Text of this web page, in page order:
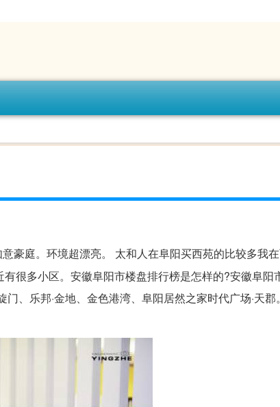
豪庭。环境超漂亮。 太和人在阜阳买西苑的比较多我
很多小区。安徽阜阳市楼盘排行榜是怎样的?安徽阜阳
、乐邦·金地、金色港湾、阜阳居然之家时代广场·天